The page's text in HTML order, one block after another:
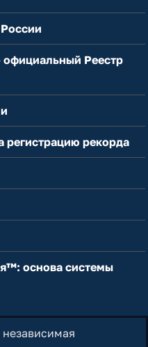
официальный Реестр
регистрацию рекорда
основа системы